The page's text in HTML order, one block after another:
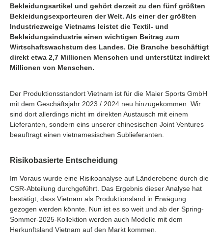
Bekleidungsartikel und gehört derzeit zu den fünf größten
Bekleidungsexporteuren der Welt. Als einer der größten
Industriezweige Vietnams leistet die Textil- und
Bekleidungsindustrie einen wichtigen Beitrag zum
Wirtschaftswachstum des Landes. Die Branche beschäftigt
direkt etwa 2,7 Millionen Menschen und unterstützt indirekt
Millionen von Menschen.
Der Produktionsstandort Vietnam ist für die Maier Sports GmbH
mit dem Geschäftsjahr 2023 / 2024 neu hinzugekommen. Wir
sind dort allerdings nicht im direkten Austausch mit einem
Lieferanten, sondern eins unserer chinesischen Joint Ventures
beauftragt einen vietnamesischen Sublieferanten.
Risikobasierte Entscheidung
Im Voraus wurde eine Risikoanalyse auf Länderebene durch die
CSR-Abteilung durchgeführt. Das Ergebnis dieser Analyse hat
bestätigt, dass Vietnam als Produktionsland in Erwägung
gezogen werden könnte. Nun ist es so weit und ab der Spring-
Sommer-2025-Kollektion werden auch Modelle mit dem
Herkunftsland Vietnam auf den Markt kommen.